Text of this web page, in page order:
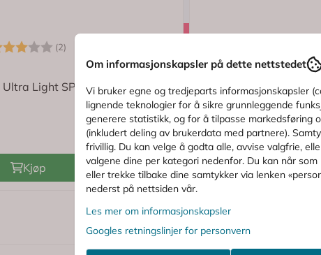
(2)
Ultra Light SPF30 m/Parfyme
Kjøp
Eucerin
Eucerin Sun Kids Dry
189,- 213,-
ALTERNATIVE
Om informasjonskapsler på dette nettstedet
Vi bruker egne og tredjeparts informasjonskapsler
lignende teknologier for å sikre grunnleggende
generere statistikk, og for å tilpasse markedsføring
(inkludert deling av brukerdata med partnere).
frivillig. Du kan velge å godta alle, avvise valgfrie,
valgene dine per kategori nedenfor. Du kan når som
eller trekke tilbake dine samtykker via lenken
nederst på nettsiden vår.
Les mer om informasjonskapsler
Googles retningslinjer for personvern